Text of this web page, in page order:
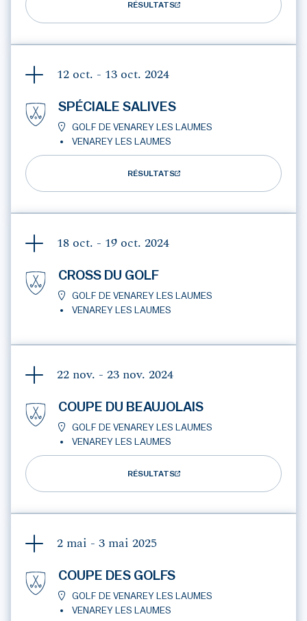
RÉSULTATS
12 oct. - 13 oct. 2024
SPÉCIALE SALIVES
GOLF DE VENAREY LES LAUMES
VENAREY LES LAUMES
RÉSULTATS
18 oct. - 19 oct. 2024
CROSS DU GOLF
GOLF DE VENAREY LES LAUMES
VENAREY LES LAUMES
22 nov. - 23 nov. 2024
COUPE DU BEAUJOLAIS
GOLF DE VENAREY LES LAUMES
VENAREY LES LAUMES
RÉSULTATS
2 mai - 3 mai 2025
COUPE DES GOLFS
GOLF DE VENAREY LES LAUMES
VENAREY LES LAUMES